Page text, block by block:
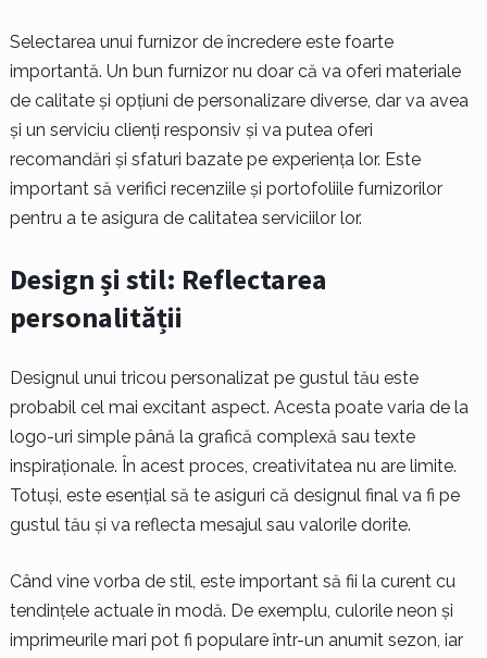
Selectarea unui furnizor de încredere este foarte
importantă. Un bun furnizor nu doar că va oferi materiale
de calitate și opțiuni de personalizare diverse, dar va avea
și un serviciu clienți responsiv și va putea oferi
recomandări și sfaturi bazate pe experiența lor. Este
important să verifici recenziile și portofoliile furnizorilor
pentru a te asigura de calitatea serviciilor lor.
Design și stil: Reflectarea
personalității
Designul unui tricou personalizat pe gustul tău este
probabil cel mai excitant aspect. Acesta poate varia de la
logo-uri simple până la grafică complexă sau texte
inspiraționale. În acest proces, creativitatea nu are limite.
Totuși, este esențial să te asiguri că designul final va fi pe
gustul tău și va reflecta mesajul sau valorile dorite.
Când vine vorba de stil, este important să fii la curent cu
tendințele actuale în modă. De exemplu, culorile neon și
imprimeurile mari pot fi populare într-un anumit sezon, iar